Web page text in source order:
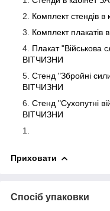
Комплект стендів
Комплект
Плакат "Військова
ВІТЧИЗНИ
Стенд "Збройні
ВІТЧИЗНИ
Стенд "Cухопутні
ВІТЧИЗНИ
Приховати
Спосіб упаковки